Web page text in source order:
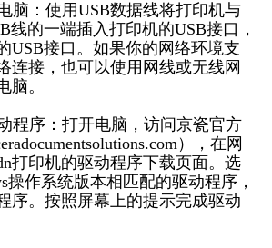
脑：使用USB数据线将打印机与
线的一端插入打印机的USB接口，
USB接口。如果你的网络环境支
连接，也可以使用网线或无线网
脑。
程序：打开电脑，访问京瓷官方
），在网
打印机的驱动程序下载页面。选
操作系统版本相匹配的驱动程序，
序。按照屏幕上的提示完成驱动